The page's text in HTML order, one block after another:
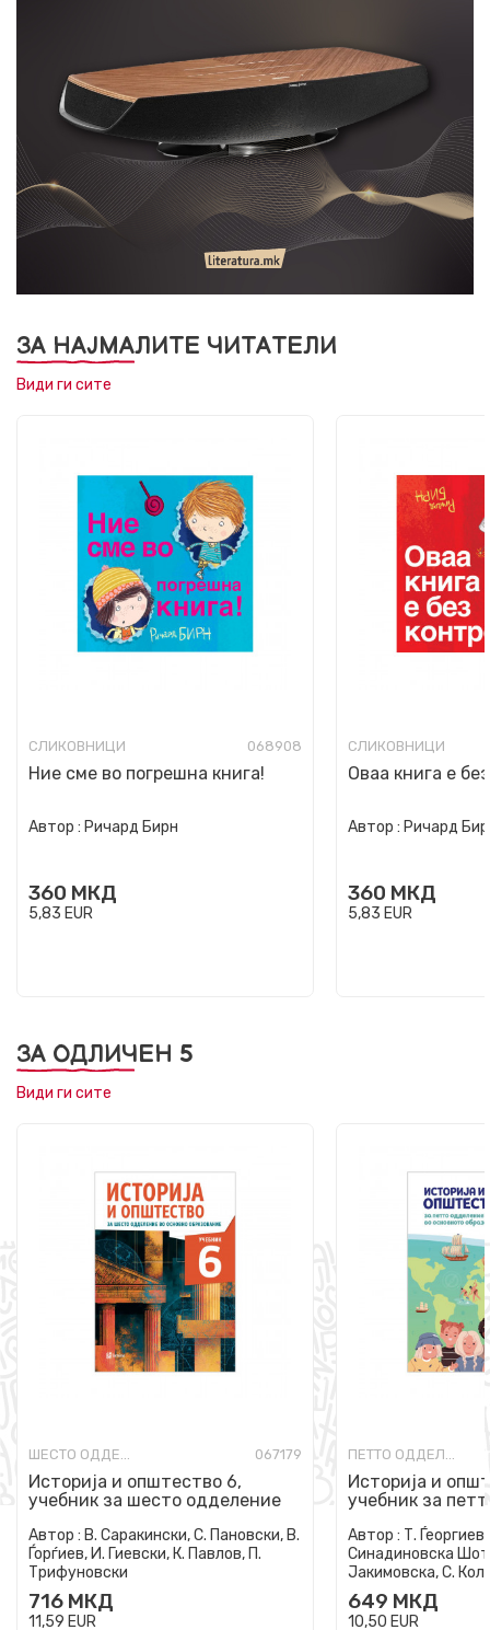
ЗА НАЈМАЛИТЕ ЧИТАТЕЛИ
Види ги сите
СЛИКОВНИЦИ 068908
Ние сме во погрешна книга!
Автор : Ричард Бирн
360 МКД
5,83 EUR
СЛИКОВНИЦИ
Оваа книга е
Автор : Ричард
360 МКД
5,83 EUR
ЗА ОДЛИЧЕН 5
Види ги сите
067179
Историја и општество 6,
учебник за шесто одделение
Автор : В. Саракински, С. Пановски, В.
Ѓорѓиев, И. Гиевски, К. Павлов, П.
Трифуновски
716 МКД
11,59 EUR
Историја и
учебник за
Автор : Т.
Синадиновска
Јакимовска, С.
Јакимовска
649 МКД
10,50 EUR